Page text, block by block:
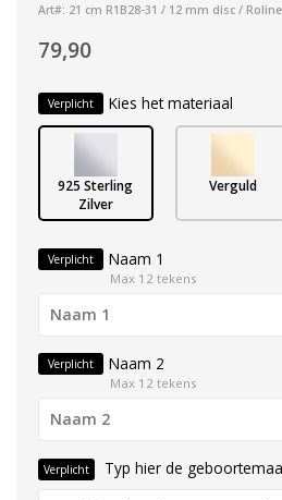
Art#: 21 cm R1B28-31 / 12 mm disc /
79,90
Verplicht Kies het materiaal
925 Sterling
Zilver
Verguld
Verplicht Naam 1
Max 12 tekens
Verplicht Naam 2
Max 12 tekens
Verplicht Typ hier de